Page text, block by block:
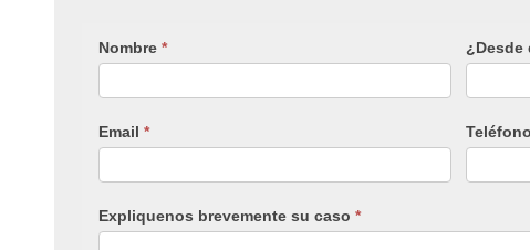
Nombre * ¿Desde
Email * Teléfono
Expliquenos brevemente su caso *